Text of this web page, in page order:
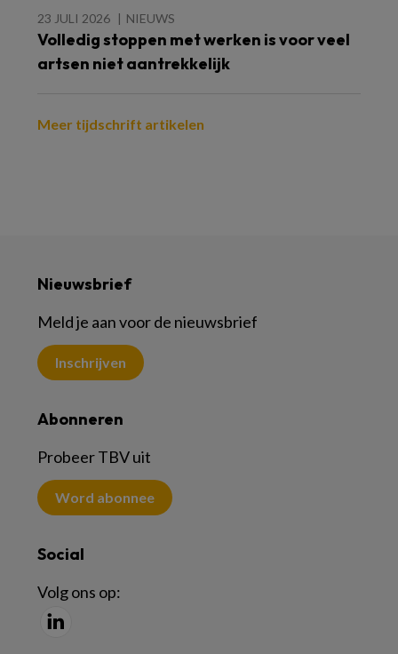
23 JULI 2026 NIEUWS
Volledig stoppen met werken is voor veel
artsen niet aantrekkelijk
Meer tijdschrift artikelen
Nieuwsbrief
Meld je aan voor de nieuwsbrief
Inschrijven
Abonneren
Probeer TBV uit
Word abonnee
Social
Volg ons op: